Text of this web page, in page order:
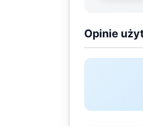
Opinie